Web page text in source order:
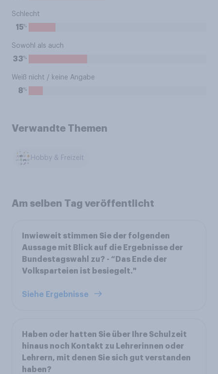
Schlecht
15%
Sowohl als auch
33%
Weiß nicht / keine Angabe
8%
Verwandte Themen
Hobby & Freizeit
Am selben Tag veröffentlicht
Inwieweit stimmen Sie der folgenden
Aussage mit Blick auf die Ergebnisse der
Bundestagswahl zu? - “Das Ende der
Volksparteien ist besiegelt."
Siehe Ergebnisse
Haben oder hatten Sie über Ihre Schulzeit
hinaus noch Kontakt zu Lehrerinnen oder
Lehrern, mit denen Sie sich gut verstanden
haben?